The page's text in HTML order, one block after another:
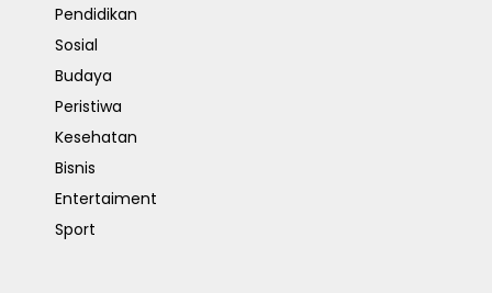
Pendidikan
Sosial
Budaya
Peristiwa
Kesehatan
Bisnis
Entertaiment
Sport